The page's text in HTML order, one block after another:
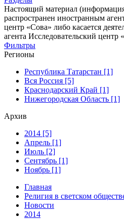
Настоящий материал
распространен иностранным
центр «Сова» либо касается
агента Исследовательский центр
Фильтры
Регионы
Республика Татарстан [1]
Вся Россия [5]
Краснодарский Край [1]
Нижегородская Область [1]
Архив
2014 [5]
Апрель [1]
Июль [2]
Сентябрь [1]
Ноябрь [1]
Главная
Религия в светском
Новости
2014